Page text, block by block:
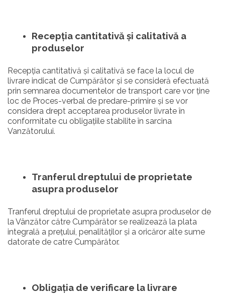
Recepția cantitativă și calitativă a
produselor
Recepția cantitativă și calitativă se face la locul de
livrare indicat de Cumpărător și se consideră efectuată
prin semnarea documentelor de transport care vor ține
loc de Proces-verbal de predare-primire și se vor
considera drept acceptarea produselor livrate în
conformitate cu obligațiile stabilite în sarcina
Vanzătorului.
Tranferul dreptului de proprietate
asupra produselor
Tranferul dreptului de proprietate asupra produselor de
la Vânzător către Cumpărător se realizează la plata
integrală a prețului, penalităților și a oricăror alte sume
datorate de catre Cumpărător.
Obligația de verificare la livrare